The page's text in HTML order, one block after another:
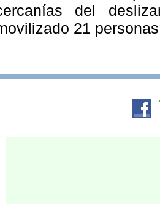
del
21